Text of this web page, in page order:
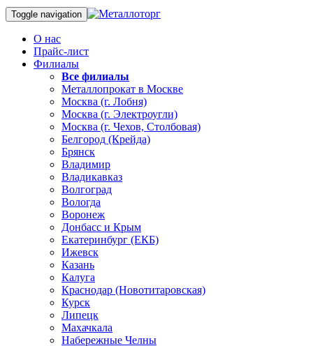
Toggle navigation
О нас
Прайс-лист
Филиалы
Все филиалы
Металлопрокат в Москве
Москва (г. Лобня)
Москва (г. Электроугли)
Москва (г. Чехов, Столбовая)
Белгород (Крейда)
Брянск
Владимир
Владикавказ
Волгоград
Вологда
Воронеж
Донбасс и Крым
Екатеринбург (ЕКБ)
Ижевск
Казань
Калуга
Краснодар (Новотитаровская)
Курск
Липецк
Махачкала
Набережные Челны